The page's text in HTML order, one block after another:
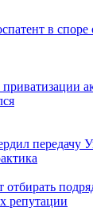
в споре
передачу
репутации